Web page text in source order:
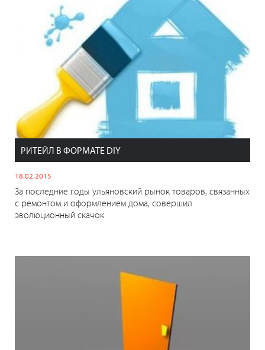
РИТЕЙЛ В ФОРМАТЕ DIY
18.02.2015
За последние годы ульяновский рынок товаров, связанных
с ремонтом и оформлением дома, совершил
эволюционный скачок